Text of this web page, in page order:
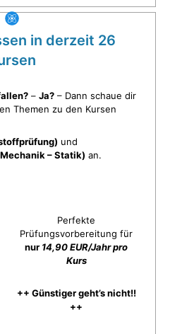
in derzeit 26
– Ja? – Dann schaue dir
Themen zu den Kursen
und
– Statik) an.
Perfekte
Prüfungsvorbereitung für
nur 14,90 EUR/Jahr pro
Kurs
++ Günstiger geht’s nicht!!
++